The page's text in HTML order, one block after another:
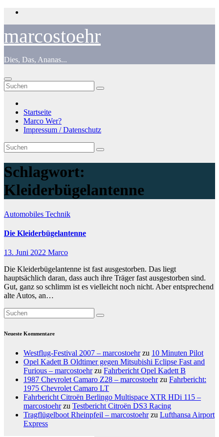
Zum
marcostoehr
Dies, Das, Ananas...
Startseite
Marco Wer?
Impressum / Datenschutz
Schlagwort:
Kleiderbügelantenne
Automobiles Technik
Die Kleiderbügelantenne
13. Juni 2022 Marco
Die Kleiderbügelantenne ist fast ausgestorben. Das liegt
hauptsächlich daran, dass auch ihre Träger fast ausgestorben sind.
Gut, ganz so schlimm ist es vielleicht noch nicht. Aber entsprechend
alte Autos, an…
Neueste Kommentare
Westflug-Festival 2007 – marcostoehrzu 10 Minuten Pilot
Opel Kadett B Oldtimer gegen Mitsubishi Eclipse Fast and
Furious – marcostoehrzu Fahrbericht Opel Kadett B
1987 Chevrolet Camaro Z28 – marcostoehrzu Fahrbericht:
1975 Chevrolet Camaro LT
Fahrbericht Citroën Berlingo Multispace XTR HDi 115 –
marcostoehrzu Testbericht Citroën DS3 Racing
Tragflügelboot Rheinpfeil – marcostoehrzu Lufthansa Airport
Express